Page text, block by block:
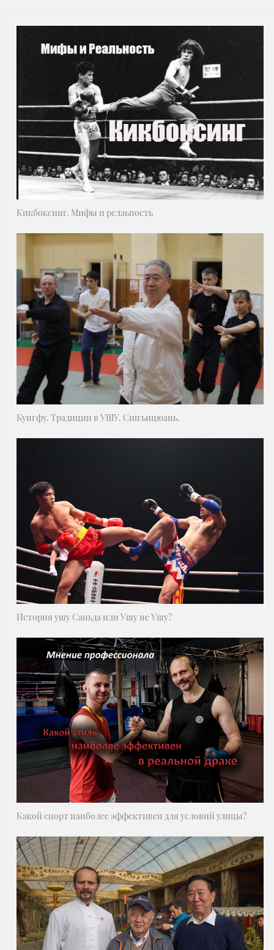
Кикбоксинг. Мифы и релаьность
Кунгфу. Традиции в УШУ. Синъицюань.
История ушу Саньда или Ушу не Ушу?
Какой спорт наиболее эффективен для условий улицы?